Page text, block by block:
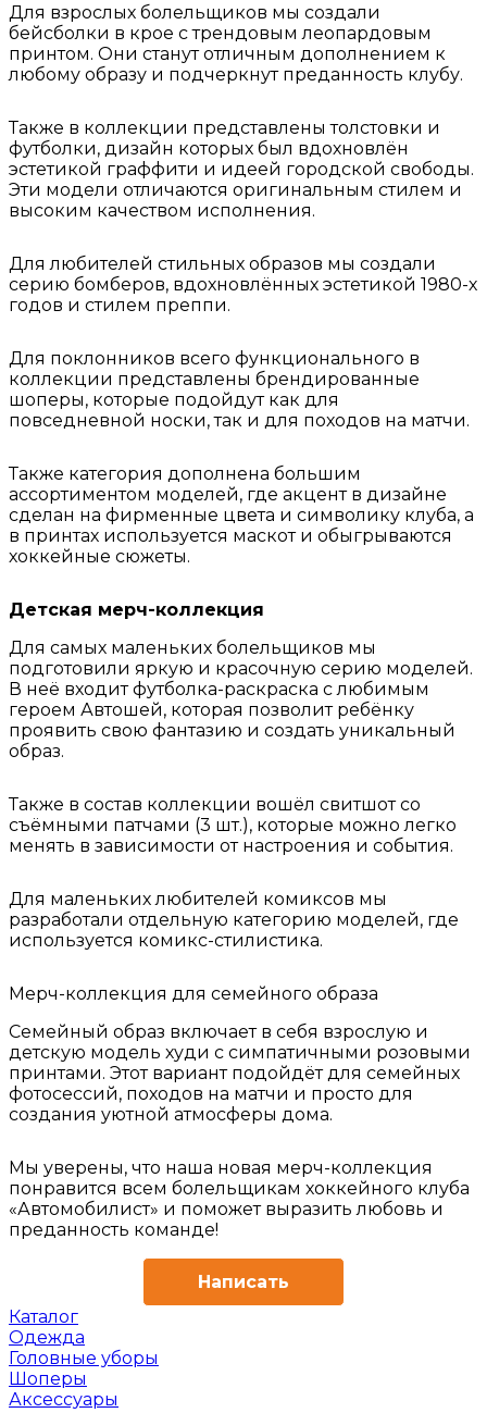
Для взрослых болельщиков мы создали
бейсболки в крое с трендовым леопардовым
принтом. Они станут отличным дополнением к
любому образу и подчеркнут преданность клубу.
Также в коллекции представлены толстовки и
футболки, дизайн которых был вдохновлён
эстетикой граффити и идеей городской свободы.
Эти модели отличаются оригинальным стилем и
высоким качеством исполнения.
Для любителей стильных образов мы создали
серию бомберов, вдохновлённых эстетикой 1980-х
годов и стилем преппи.
Для поклонников всего функционального в
коллекции представлены брендированные
шоперы, которые подойдут как для
повседневной носки, так и для походов на матчи.
Также категория дополнена большим
ассортиментом моделей, где акцент в дизайне
сделан на фирменные цвета и символику клуба, а
в принтах используется маскот и обыгрываются
хоккейные сюжеты.
Детская мерч-коллекция
Для самых маленьких болельщиков мы
подготовили яркую и красочную серию моделей.
В неё входит футболка-раскраска с любимым
героем Автошей, которая позволит ребёнку
проявить свою фантазию и создать уникальный
образ.
Также в состав коллекции вошёл свитшот со
съёмными патчами (3 шт.), которые можно легко
менять в зависимости от настроения и события.
Для маленьких любителей комиксов мы
разработали отдельную категорию моделей, где
используется комикс-стилистика.
Мерч-коллекция для семейного образа
Семейный образ включает в себя взрослую и
детскую модель худи с симпатичными розовыми
принтами. Этот вариант подойдёт для семейных
фотосессий, походов на матчи и просто для
создания уютной атмосферы дома.
Мы уверены, что наша новая мерч-коллекция
понравится всем болельщикам хоккейного клуба
«Автомобилист» и поможет выразить любовь и
преданность команде!
Написать
Каталог
Одежда
Головные уборы
Шоперы
Аксессуары